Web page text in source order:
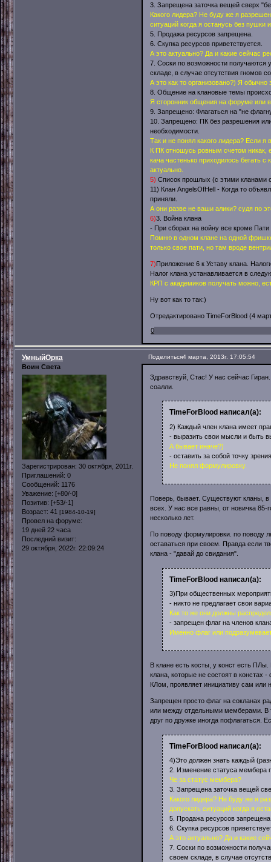
3. Запрещена заточка вещей сверх
Какого лидера? Не буду же я
ситуаций когда я останусь без пушки
5. Продажа ресурсов запрещена.
6. Скупка ресурсов приветствуется.
А это актуально? Да и какие сейчас
7. Соски по возможности получаются
складе, в случае отсутствия гномов
А это как то организовано?) Я обычно
8. Общение на клановые темы
Я сторонник общения на форуме или в
9. Запрещено: Флагаться на "не
10. Запрещено: ПК без разрешения
необходимости.
Так и не понял какого лидера? Если я
К ПК отношусь ровным счетом никак,
кача частенько приходилось бегать
актуально.
5) Список прошлых (с этими кланами
11) Клан AngelsOfHell - Когда то
приняли.
А они разве не ваши алики? судя по
6)3. Война клана
- При сборах на войну все кроме
Помню в одном клане на одной
только свое пати, но там вроде
7)Приложение 6 к Уставу клана.
Налог клана устанавливается в
КРП с академиков получать можно,
Ну вот как то так:)
Отредактировано TimeForBlood (4
0
Поделиться4 марта, 2013г. 17:05:54
УмныйОрка
Воин Света
Зарегистрирован: 30 октября, 2011г.
Приглашений: 0
Сообщений: 1176
Уважение: [+80/-0]
Позитив: [+53/-1]
Возраст: 41 [1984-10-19]
Провел на форуме:
19 дней 22 часа
Последний визит:
29 октября, 2022г. 22:09:24
Здравствуй, Стас! У нас сейчас
соалли.
TimeForBlood написал(а):
2) Каждый член клана имеет
- выразить свои мысли и быть
А бывает иначе?)
- оставить за собой точку
Не понял формулировку.
Поверь, бывает. Существуют кланы,
всех. У нас все равны, от новичка 85-
несколько лет.
По поводу формулировки. по поводу
оставаться при своем. Правда если
клана - "давай до свидания".
TimeForBlood написал(а):
3)При общественных
- никто не предлагает свои
Как то же они должны
- запрещен флаг на членов
Именно флаг или
В клане есть косты, у конст есть
клана, которые не состоят в констах
КЛом, проявляет инициативу сам или
Запрещен просто флаг на сокланах
или между отдельными мемберами. В
друг по дружке иногда пофлагаться.
TimeForBlood написал(а):
4)Это должен знать каждый
2. Изменение статуса мембера
Че за статус мембера?
3. Запрещена заточка вещей
Какого лидера? Не буду же я
допускать ситуаций когда я
5. Продажа ресурсов
6. Скупка ресурсов
А это актуально? Да и какие
7. Соски по возможности
своем складе, в случае